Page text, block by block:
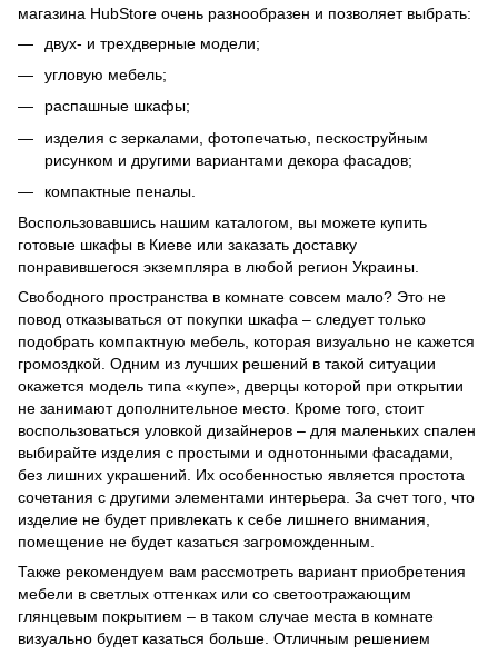
магазина HubStore очень разнообразен и позволяет выбрать:
двух- и трехдверные модели;
угловую мебель;
распашные шкафы;
изделия с зеркалами, фотопечатью, пескоструйным
рисунком и другими вариантами декора фасадов;
компактные пеналы.
Воспользовавшись нашим каталогом, вы можете купить
готовые шкафы в Киеве или заказать доставку
понравившегося экземпляра в любой регион Украины.
Свободного пространства в комнате совсем мало? Это не
повод отказываться от покупки шкафа – следует только
подобрать компактную мебель, которая визуально не кажется
громоздкой. Одним из лучших решений в такой ситуации
окажется модель типа «купе», дверцы которой при открытии
не занимают дополнительное место. Кроме того, стоит
воспользоваться уловкой дизайнеров – для маленьких спален
выбирайте изделия с простыми и однотонными фасадами,
без лишних украшений. Их особенностью является простота
сочетания с другими элементами интерьера. За счет того, что
изделие не будет привлекать к себе лишнего внимания,
помещение не будет казаться загроможденным.
Также рекомендуем вам рассмотреть вариант приобретения
мебели в светлых оттенках или со светоотражающим
глянцевым покрытием – в таком случае места в комнате
визуально будет казаться больше. Отличным решением